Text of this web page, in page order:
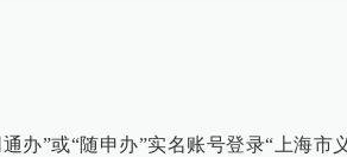
办”或“随申办”实名账号登录“上海市